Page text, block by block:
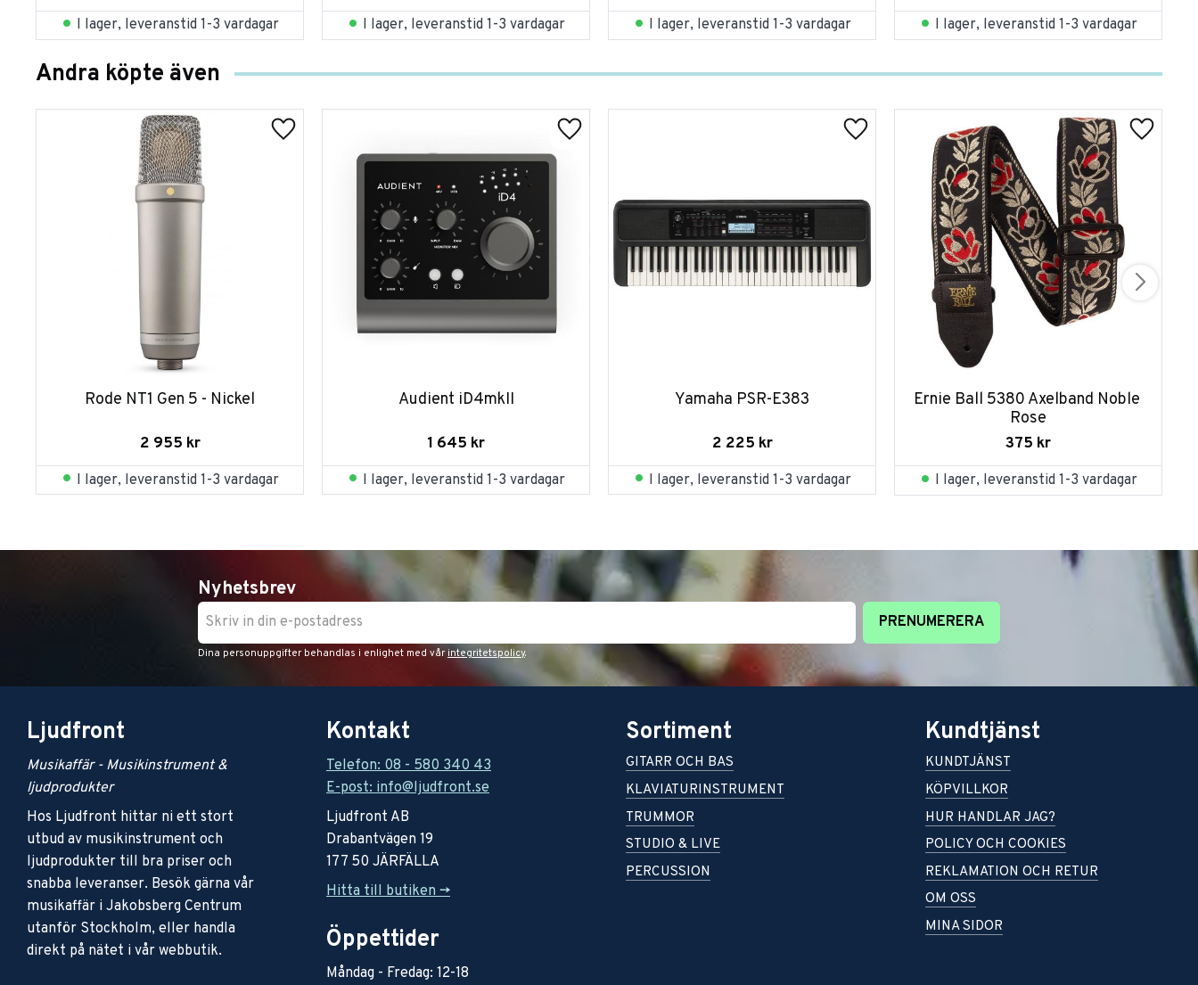
I lager, leveranstid 1-3 vardagar I lager, leveranstid 1-3 vardagar I lager, leveranstid 1-3 vardagar I lager, leveranstid 1-3 vardagar
Andra köpte även
Rode NT1 Gen 5 - Nickel
2 955 kr
I lager, leveranstid 1-3 vardagar
Audient iD4mkII
1 645 kr
I lager, leveranstid 1-3 vardagar
Yamaha PSR-E383
2 225 kr
I lager, leveranstid 1-3 vardagar
Ernie Ball 5380 Axelband Noble
Rose
375 kr
I lager, leveranstid 1-3 vardagar
Nyhetsbrev
PRENUMERERA
Dina personuppgifter behandlas i enlighet med vårintegritetspolicy.
Ljudfront
Musikaffär - Musikinstrument &
ljudprodukter
Hos Ljudfront hittar ni ett stort
utbud av musikinstrument och
ljudprodukter till bra priser och
snabba leveranser. Besök gärna vår
musikaffär i Jakobsberg Centrum
utanför Stockholm, eller handla
direkt på nätet i vår webbutik.
Kontakt
Telefon: 08 - 580 340 43
E-post: info@ljudfront.se
Ljudfront AB
Drabantvägen 19
177 50 JÄRFÄLLA
Hitta till butiken ->
Öppettider
Måndag - Fredag: 12-18
Sortiment
GITARR OCH BAS
KLAVIATURINSTRUMENT
TRUMMOR
STUDIO & LIVE
PERCUSSION
Kundtjänst
KUNDTJÄNST
KÖPVILLKOR
HUR HANDLAR JAG?
POLICY OCH COOKIES
REKLAMATION OCH RETUR
OM OSS
MINA SIDOR